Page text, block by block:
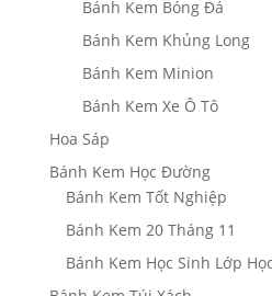
Bánh Kem Bóng Đá
Bánh Kem Khủng Long
Bánh Kem Minion
Bánh Kem Xe Ô Tô
Hoa Sáp
Bánh Kem Học Đường
Bánh Kem Tốt Nghiệp
Bánh Kem 20 Tháng 11
Bánh Kem Học Sinh Lớp Học